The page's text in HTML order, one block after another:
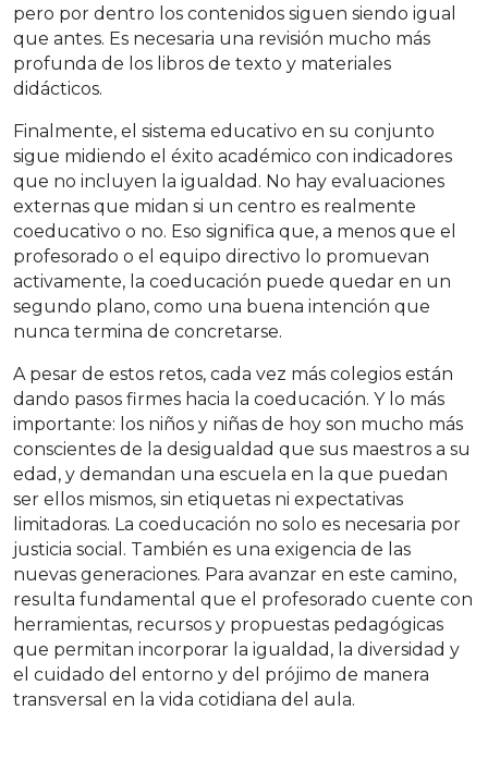
pero por dentro los contenidos siguen siendo igual
que antes. Es necesaria una revisión mucho más
profunda de los libros de texto y materiales
didácticos.
Finalmente, el sistema educativo en su conjunto
sigue midiendo el éxito académico con indicadores
que no incluyen la igualdad. No hay evaluaciones
externas que midan si un centro es realmente
coeducativo o no. Eso significa que, a menos que el
profesorado o el equipo directivo lo promuevan
activamente, la coeducación puede quedar en un
segundo plano, como una buena intención que
nunca termina de concretarse.
A pesar de estos retos, cada vez más colegios están
dando pasos firmes hacia la coeducación. Y lo más
importante: los niños y niñas de hoy son mucho más
conscientes de la desigualdad que sus maestros a su
edad, y demandan una escuela en la que puedan
ser ellos mismos, sin etiquetas ni expectativas
limitadoras. La coeducación no solo es necesaria por
justicia social. También es una exigencia de las
nuevas generaciones. Para avanzar en este camino,
resulta fundamental que el profesorado cuente con
herramientas, recursos y propuestas pedagógicas
que permitan incorporar la igualdad, la diversidad y
el cuidado del entorno y del prójimo de manera
transversal en la vida cotidiana del aula.